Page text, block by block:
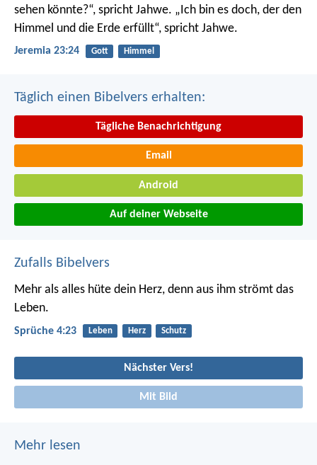
sehen könnte?“, spricht Jahwe. „Ich bin es doch, der den
Himmel und die Erde erfüllt“, spricht Jahwe.
Jeremia 23:24 Gott Himmel
Täglich einen Bibelvers erhalten:
Tägliche Benachrichtigung
Email
Android
Auf deiner Webseite
Zufalls Bibelvers
Mehr als alles hüte dein Herz, denn aus ihm strömt das
Leben.
Sprüche 4:23 Leben Herz Schutz
Nächster Vers!
Mit Bild
Mehr lesen